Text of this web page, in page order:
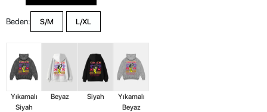
Beden: S/M L/XL
Yıkamalı
Siyah
Beyaz Siyah
Yıkamalı
Beyaz